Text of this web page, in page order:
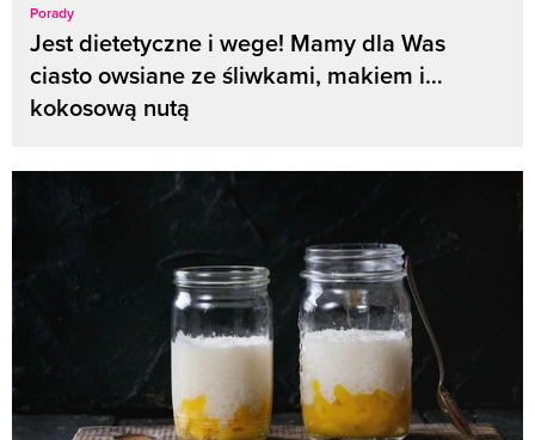
Porady
Jest dietetyczne i wege! Mamy dla Was
ciasto owsiane ze śliwkami, makiem i…
kokosową nutą